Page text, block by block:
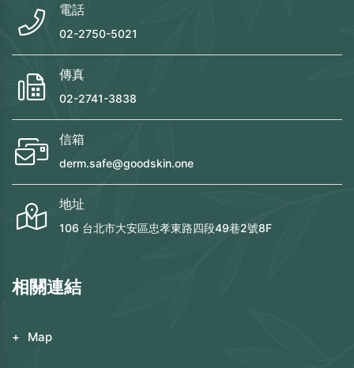
電話
02-2750-5021
傳真
02-2741-3838
信箱
derm.safe@goodskin.one
地址
106 台北市大安區忠孝東路四段49巷2號8F
相關連結
Map